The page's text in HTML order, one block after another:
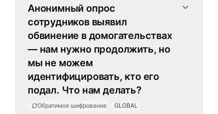
Анонимный опрос
сотрудников выявил
обвинение в домогательствах
— нам нужно продолжить, но
мы не можем
идентифицировать, кто его
подал. Что нам делать?
Обратимое шифрование GLOBAL